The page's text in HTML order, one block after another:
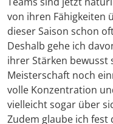
von ihren Fähigkeiten
dieser Saison schon
Deshalb gehe ich
ihrer Stärken bewusst
Meisterschaft noch
volle Konzentration
vielleicht sogar über
Zudem glaube ich